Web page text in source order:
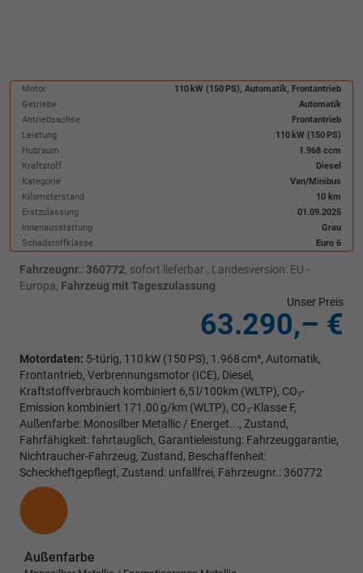
Motor
110 kW (150 PS), Automatik, Frontantrieb
Getriebe
Automatik
Antriebsachse
Frontantrieb
Leistung
110 kW (150 PS)
Hubraum
1.968 ccm
Kraftstoff
Diesel
Kategorie
Van/Minibus
Kilometerstand
10 km
Erstzulassung
01.09.2025
Innenausstattung
Grau
Schadstoffklasse
Euro 6
Fahrzeugnr.: 360772, sofort lieferbar , Landesversion: EU -
Europa, Fahrzeug mit Tageszulassung
Unser Preis
63.290,– €
Motordaten: 5-türig, 110 kW (150 PS), 1.968 cm³, Automatik,
Frontantrieb, Verbrennungsmotor (ICE), Diesel,
Kraftstoffverbrauch kombiniert 6,5 l/100km (WLTP), CO₂-
Emission kombiniert 171.00 g/km (WLTP), CO₂-Klasse F,
Außenfarbe: Monosilber Metallic / Energet..., Zustand,
Fahrfähigkeit: fahrtauglich, Garantieleistung: Fahrzeuggarantie,
Nichtraucher-Fahrzeug, Zustand, Beschaffenheit:
Scheckheftgepflegt, Zustand: unfallfrei, Fahrzeugnr.: 360772
Außenfarbe